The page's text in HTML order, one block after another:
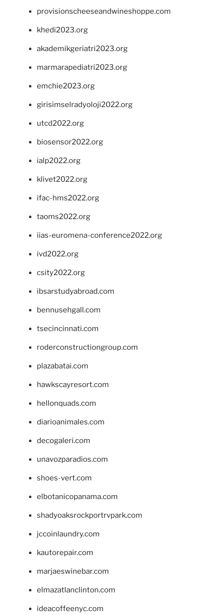
provisionscheeseandwineshoppe.com
khedi2023.org
akademikgeriatri2023.org
marmarapediatri2023.org
emchie2023.org
girisimselradyoloji2022.org
utcd2022.org
biosensor2022.org
ialp2022.org
klivet2022.org
ifac-hms2022.org
taoms2022.org
iias-euromena-conference2022.org
ivd2022.org
csity2022.org
ibsarstudyabroad.com
bennusehgall.com
tsecincinnati.com
roderconstructiongroup.com
plazabatai.com
hawkscayresort.com
hellonquads.com
diarioanimales.com
decogaleri.com
unavozparadios.com
shoes-vert.com
elbotanicopanama.com
shadyoaksrockportrvpark.com
jccoinlaundry.com
kautorepair.com
marjaeswinebar.com
elmazatlanclinton.com
ideacoffeenyc.com